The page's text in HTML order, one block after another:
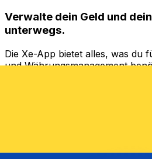
Verwalte dein Geld und
unterwegs.
Die Xe-App bietet alles, was du
und Währungsmanagement